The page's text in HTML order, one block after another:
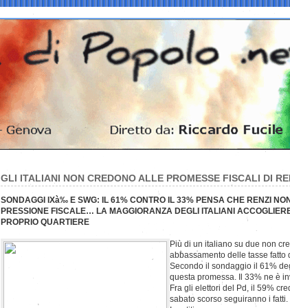
GLI ITALIANI NON CREDONO ALLE PROMESSE FISCALI DI
SONDAGGI IXà‰ E SWG: IL 61% CONTRO IL 33% PENSA CHE RENZI
PRESSIONE FISCALE… LA MAGGIORANZA DEGLI ITALIANI
PROPRIO QUARTIERE
Più di un italiano su due non
abbassamento delle tasse fatto
Secondo il sondaggio il 61%
questa promessa. Il 33% ne è
Fra gli elettori del Pd, il 59%
sabato scorso seguiranno i fatti.